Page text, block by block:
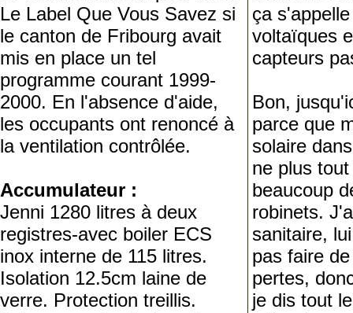
Le Label Que Vous Savez si
le canton de Fribourg avait
mis en place un tel
programme courant 1999-
2000. En l'absence d'aide,
les occupants ont renoncé à
la ventilation contrôlée.
Accumulateur :
Jenni 1280 litres à deux
registres-avec boiler ECS
inox interne de 115 litres.
Isolation 12.5cm laine de
verre. Protection treillis.
ça
voltaïques
capteurs
Bon,
parce que
solaire
ne plus
beaucoup
robinets.
sanitaire,
pas faire
pertes,
je dis tout